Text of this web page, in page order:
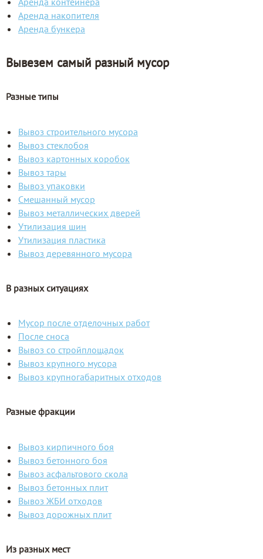
Аренда накопителя
Аренда бункера
Вывезем самый разный мусор
Разные типы
Вывоз строительного мусора
Вывоз стеклобоя
Вывоз картонных коробок
Вывоз тары
Вывоз упаковки
Смешанный мусор
Вывоз металлических дверей
Утилизация шин
Утилизация пластика
Вывоз деревянного мусора
В разных ситуациях
Мусор после отделочных работ
После сноса
Вывоз со стройплощадок
Вывоз крупного мусора
Вывоз крупногабаритных отходов
Разные фракции
Вывоз кирпичного боя
Вывоз бетонного боя
Вывоз асфальтового скола
Вывоз бетонных плит
Вывоз ЖБИ отходов
Вывоз дорожных плит
Из разных мест